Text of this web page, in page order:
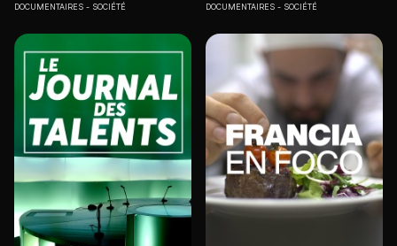
DOCUMENTAIRES SOCIÉTÉ DOCUMENTAIRES SOCIÉTÉ